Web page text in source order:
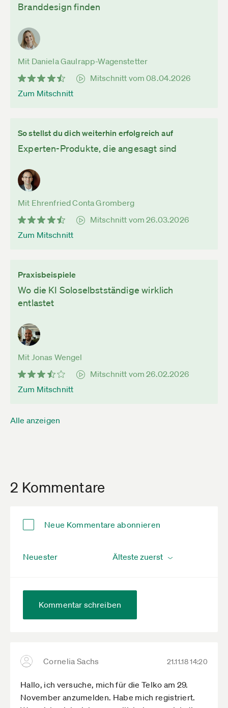
Branddesign finden
Mit Daniela Gaulrapp-Wagenstetter
Mitschnitt vom 08.04.2026
Zum Mitschnitt
So stellst du dich weiterhin erfolgreich auf
Experten-Produkte, die angesagt sind
Mit Ehrenfried Conta Gromberg
Mitschnitt vom 26.03.2026
Zum Mitschnitt
Praxisbeispiele
Wo die KI Soloselbstständige wirklich
entlastet
Mit Jonas Wengel
Mitschnitt vom 26.02.2026
Zum Mitschnitt
Alle anzeigen
2 Kommentare
Neue Kommentare abonnieren
Neuester
Kommentar schreiben
Cornelia Sachs 21.11.18 14:20
Hallo, ich versuche, mich für die Telko am 29.
November anzumelden. Habe mich registriert.